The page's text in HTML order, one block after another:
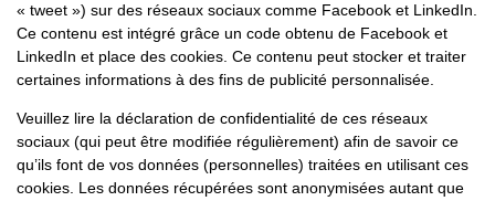
« tweet ») sur des réseaux sociaux comme Facebook et LinkedIn.
Ce contenu est intégré grâce un code obtenu de Facebook et
LinkedIn et place des cookies. Ce contenu peut stocker et traiter
certaines informations à des fins de publicité personnalisée.
Veuillez lire la déclaration de confidentialité de ces réseaux
sociaux (qui peut être modifiée régulièrement) afin de savoir ce
qu’ils font de vos données (personnelles) traitées en utilisant ces
cookies. Les données récupérées sont anonymisées autant que